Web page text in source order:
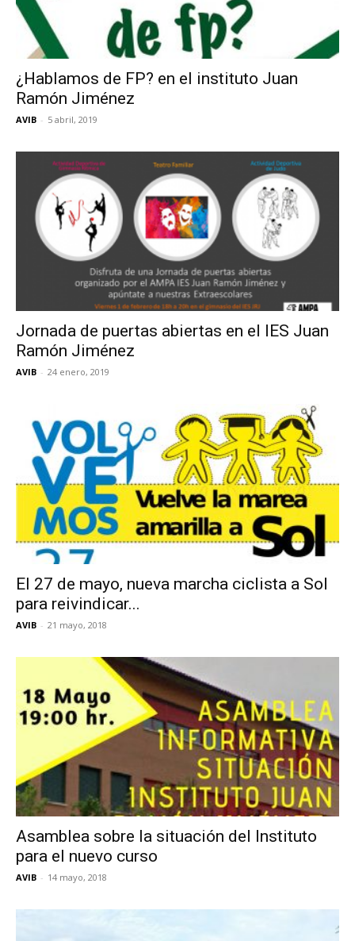
¿Hablamos de FP? en el instituto Juan
Ramón Jiménez
AVIB - 5 abril, 2019
Jornada de puertas abiertas en el IES Juan
Ramón Jiménez
AVIB - 24 enero, 2019
El 27 de mayo, nueva marcha ciclista a Sol
para reivindicar...
AVIB - 21 mayo, 2018
Asamblea sobre la situación del Instituto
para el nuevo curso
AVIB - 14 mayo, 2018